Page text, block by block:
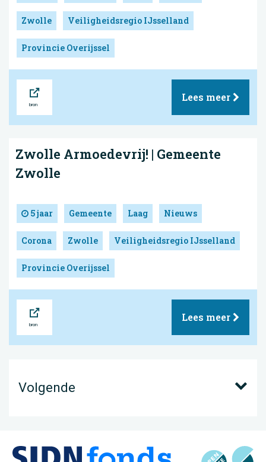
Zwolle Veiligheidsregio IJsselland
Provincie Overijssel
Lees meer
Zwolle Armoedevrij! | Gemeente
Zwolle
5 jaar Gemeente Laag Nieuws
Corona Zwolle Veiligheidsregio IJsselland
Provincie Overijssel
Lees meer
Volgende